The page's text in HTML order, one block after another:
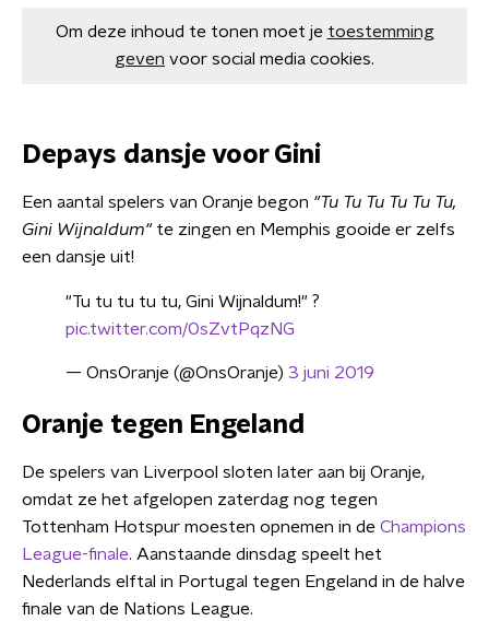
Om deze inhoud te tonen moet je toestemming
geven voor social media cookies.
Depays dansje voor Gini
Een aantal spelers van Oranje begon "Tu Tu Tu Tu Tu Tu,
Gini Wijnaldum"te zingen en Memphis gooide er zelfs
een dansje uit!
"Tu tu tu tu tu, Gini Wijnaldum!" ?
pic.twitter.com/0sZvtPqzNG
— OnsOranje (@OnsOranje) 3 juni 2019
Oranje tegen Engeland
De spelers van Liverpool sloten later aan bij Oranje,
omdat ze het afgelopen zaterdag nog tegen
Tottenham Hotspur moesten opnemen in de Champions
League-finale. Aanstaande dinsdag speelt het
Nederlands elftal in Portugal tegen Engeland in de halve
finale van de Nations League.